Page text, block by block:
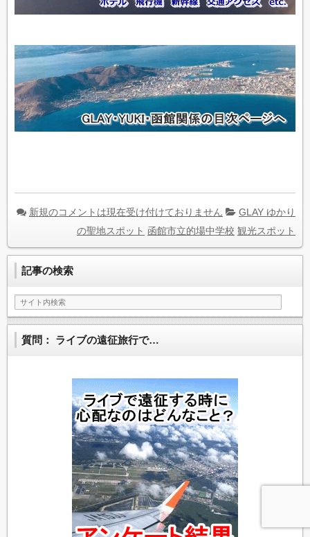
新規のコメントは現在受け付けておりません
GLAY ゆかり
の聖地スポット 函館市立的場中学校 観光スポット
記事の検索
質問： ライブの遠征旅行で…